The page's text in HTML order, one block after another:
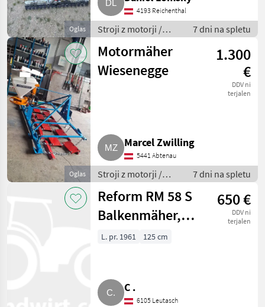
Oglas
4193 Reichenthal
Stroji z motorji /
Motorna kosilnica/
prekopalnik
7 dni na spletu
Oglas
Motormäher
Wiesenegge
1.300
€
DDV ni
terjalen
Marcel Zwilling
5441 Abtenau
Stroji z motorji /
Motorna kosilnica/
prekopalnik
7 dni na spletu
Reform RM 58 S
Balkenmäher,
Motormäher
650 €
DDV ni
terjalen
L. pr. 1961 125 cm
C .
6105 Leutasch